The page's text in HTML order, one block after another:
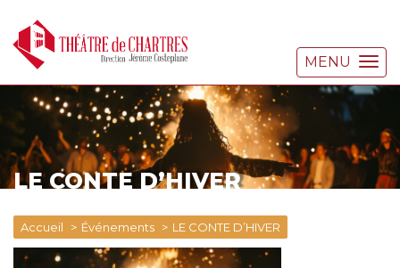
MENU
LE CONTE D’HIVER
Accueil Événements LE CONTE D’HIVER